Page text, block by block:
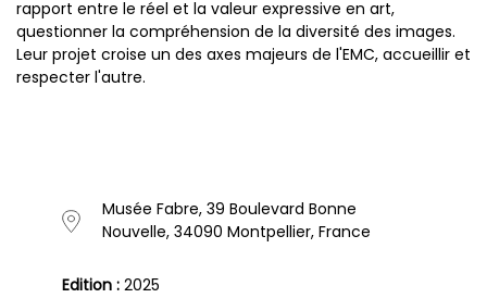
rapport entre le réel et la valeur expressive en art,
questionner la compréhension de la diversité des images.
Leur projet croise un des axes majeurs de l'EMC, accueillir et
respecter l'autre.
Musée Fabre, 39 Boulevard Bonne
Nouvelle, 34090 Montpellier, France
Edition : 2025